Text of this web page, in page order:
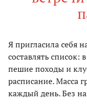
Я пригласила себя
составлять
пешие походы и
расписание. Масса
каждый день. Без